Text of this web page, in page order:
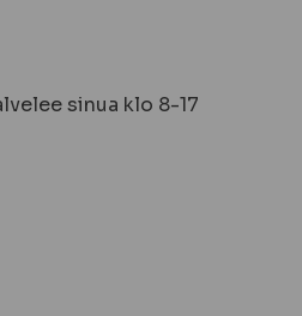
sinua klo 8-17